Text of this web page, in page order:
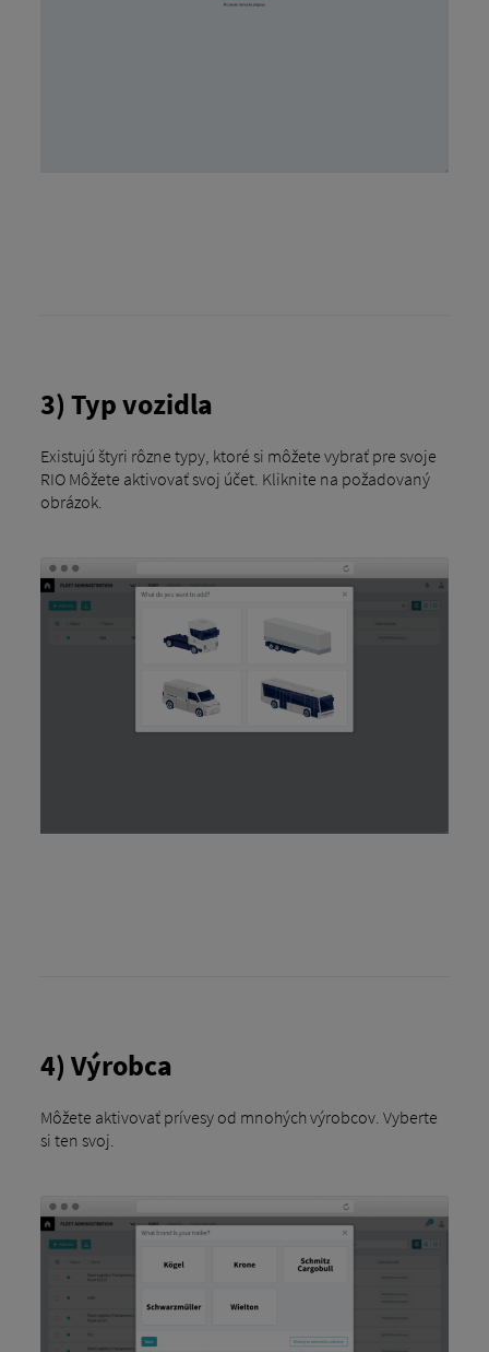
3) Typ vozidla
Existujú štyri rôzne typy, ktoré si môžete vybrať pre svoje
RIO Môžete aktivovať svoj účet. Kliknite na požadovaný
obrázok.
4) Výrobca
Môžete aktivovať prívesy od mnohých výrobcov. Vyberte
si ten svoj.